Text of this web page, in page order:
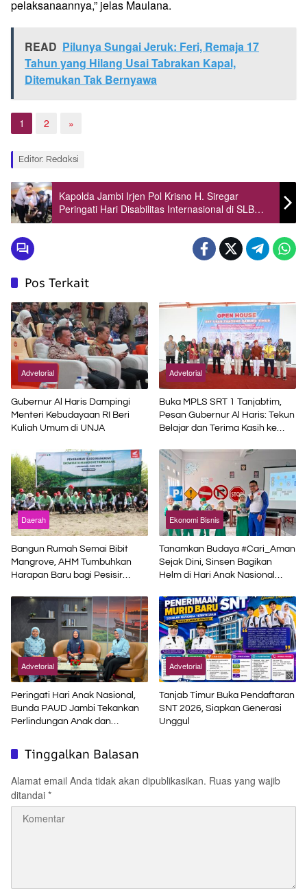
pelaksanaannya,” jelas Maulana.
READ Pilunya Sungai Jeruk: Feri, Remaja 17
Tahun yang Hilang Usai Tabrakan Kapal,
Ditemukan Tak Bernyawa
1 2 »
Editor: Redaksi
Kapolda Jambi Irjen Pol Krisno H. Siregar
Peringati Hari Disabilitas Internasional di SLB
Kota Jambi
Pos Terkait
Advetorial
Gubernur Al Haris Dampingi
Menteri Kebudayaan RI Beri
Kuliah Umum di UNJA
Advetorial
Buka MPLS SRT 1 Tanjabtim,
Pesan Gubernur Al Haris: Tekun
Belajar dan Terima Kasih ke
Daerah
Bangun Rumah Semai Bibit
Mangrove, AHM Tumbuhkan
Harapan Baru bagi Pesisir
Ekonomi Bisnis
Tanamkan Budaya #Cari_Aman
Sejak Dini, Sinsen Bagikan
Helm di Hari Anak Nasional
Advetorial
Peringati Hari Anak Nasional,
Bunda PAUD Jambi Tekankan
Perlindungan Anak dan
Advetorial
Tanjab Timur Buka Pendaftaran
SNT 2026, Siapkan Generasi
Unggul
Tinggalkan Balasan
Alamat email Anda tidak akan dipublikasikan. Ruas yang wajib
ditandai *